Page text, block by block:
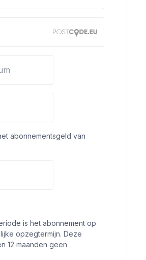
abonnementsgeld van
is het abonnement op
opzegtermijn. Deze
12 maanden geen